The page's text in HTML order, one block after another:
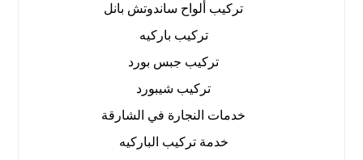
تركيب ألواح ساندوتش بانل
تركيب باركيه
تركيب جبس بورد
تركيب شيبورد
خدمات النجارة في الشارقة
خدمة تركيب الباركيه